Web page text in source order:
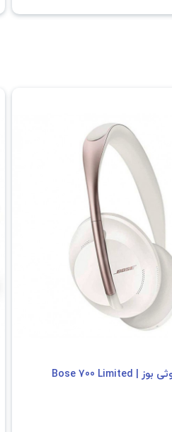
هدفون بلوتوثی بوز | Bose 700 Limited